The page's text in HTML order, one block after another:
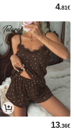
4.81€
13.36€